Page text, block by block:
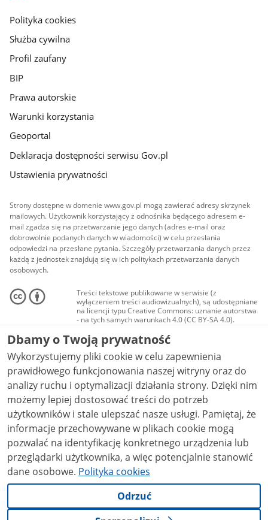
gov.pl
Polityka cookies
Służba cywilna
Profil zaufany
BIP
Prawa autorskie
Warunki korzystania
Geoportal
Deklaracja dostępności serwisu Gov.pl
Ustawienia prywatności
Strony dostępne w domenie www.gov.pl mogą zawierać adresy skrzynek
mailowych. Użytkownik korzystający z odnośnika będącego adresem e-
mail zgadza się na przetwarzanie jego danych (adres e-mail oraz
dobrowolnie podanych danych w wiadomości) w celu przesłania
odpowiedzi na przesłane pytania. Szczegóły przetwarzania danych przez
każdą z jednostek znajdują się w ich politykach przetwarzania danych
osobowych.
Treści tekstowe publikowane w serwisie (z
wyłączeniem treści audiowizualnych), są udostępniane
na licencji typu Creative Commons: uznanie autorstwa
- na tych samych warunkach 4.0 (CC BY-SA 4.0).
Materiały audiowizualne, w tym zdjęcia, materiały
audio i wideo, są udostępniane na licencji typu
Creative Commons: uznanie autorstwa użycie
niekomercyjne - bez utworów zależnych 4.0 (CC BY-
NC-ND 4.0), o ile nie jest to stwierdzone inaczej.
Dbamy o Twoją prywatność
Wykorzystujemy pliki cookie w celu zapewnienia
prawidłowego funkcjonowania naszej witryny oraz do
analizy ruchu i optymalizacji działania strony. Dzięki nim
możemy lepiej dostosować treści do potrzeb
użytkowników i stale ulepszać nasze usługi. Pamiętaj, że
informacje przechowywane w plikach cookie mogą
pozwalać na identyfikację konkretnego urządzenia lub
przeglądarki użytkownika, a więc potencjalnie stanowić
dane osobowe. Polityka cookies
Odrzuć